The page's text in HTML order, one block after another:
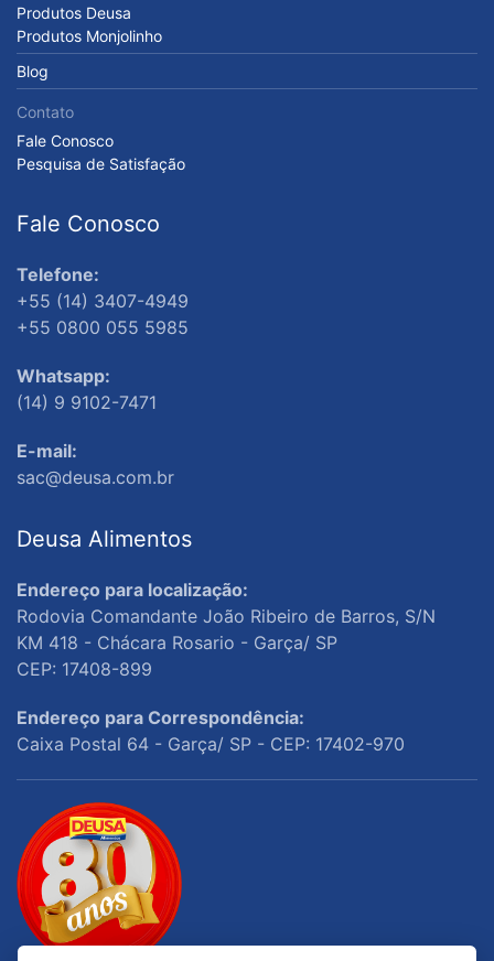
Produtos Deusa
Produtos Monjolinho
Blog
Contato
Fale Conosco
Pesquisa de Satisfação
Fale Conosco
Telefone:
+55 (14) 3407-4949
+55 0800 055 5985
Whatsapp:
(14) 9 9102-7471
E-mail:
sac@deusa.com.br
Deusa Alimentos
Endereço para localização:
Rodovia Comandante João Ribeiro de Barros, S/N
KM 418 - Chácara Rosario - Garça/ SP
CEP: 17408-899
Endereço para Correspondência:
Caixa Postal 64 - Garça/ SP - CEP: 17402-970